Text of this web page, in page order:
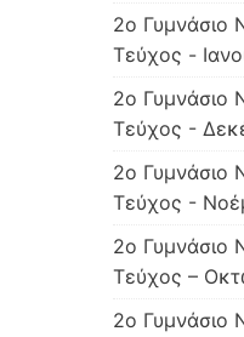
2o Γυμνάσιο
Τεύχος -
2o Γυμνάσιο
Τεύχος -
2o Γυμνάσιο
Τεύχος -
2o Γυμνάσιο
Τεύχος –
2o Γυμνάσιο